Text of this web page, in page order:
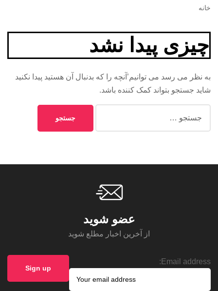
خانه
چیزی پیدا نشد
به نظر می رسد می توانیم’آنچه را که بدنبال آن هستید پیدا نکنید
شاید جستجو بتواند کمک کننده باشد.
عضو شوید
از آخرین اخبار مطلع شوید
Email address: